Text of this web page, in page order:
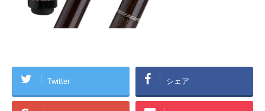
Twitter シェア